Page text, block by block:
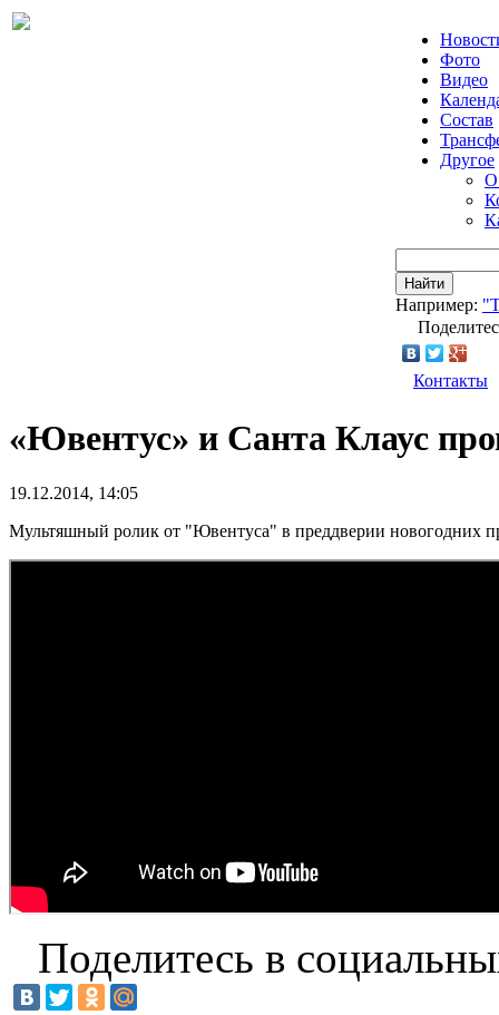
Фото
Видео
Состав
Другое
О
Найти
Например:
Контакты
«Ювентус» и Санта Клаус
19.12.2014, 14:05
Мультяшный ролик от "Ювентуса" в преддверии новогодних
Поделитесь в